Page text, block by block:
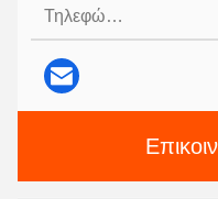
Τηλεφώνημα: